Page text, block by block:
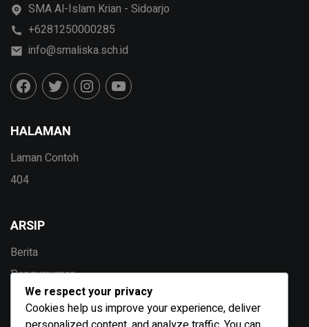
SMA Al-Islam Krian - Sidoarjo
+6281250000285
info@smaliska.sch.id
HALAMAN
Laman Contoh
404
ARSIP
Berita
Pengumuman
Agenda
Galeri
We respect your privacy
Cookies help us improve your experience, deliver